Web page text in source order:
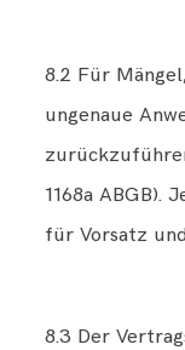
8.2 Für
ungenaue
1168a
für Vorsatz
8.3 Der